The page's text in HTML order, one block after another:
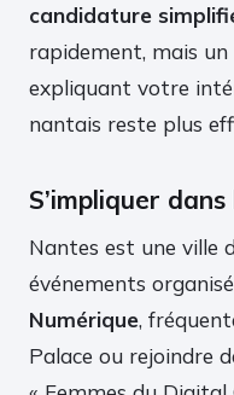
candidature
rapidement, mais un
expliquant votre
nantais reste plus
S’impliquer
Nantes est une ville
événements
Numérique,
Palace ou rejoindre